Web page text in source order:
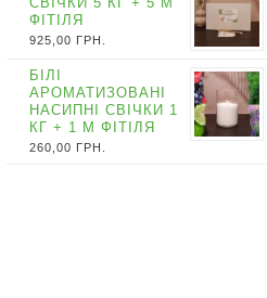
ФІТІЛЯ
925,00 ГРН.
БІЛІ
АРОМАТИЗОВАНІ
НАСИПНІ СВІЧКИ 1
КГ + 1 М ФІТІЛЯ
260,00 ГРН.